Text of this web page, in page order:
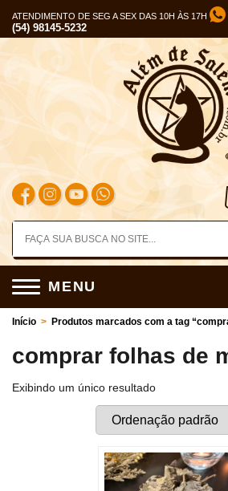
ATENDIMENTO DE SEG A SEX DAS 10H ÀS 17H
(54) 98145-5232
MENU
Início > Produtos marcados com a tag
comprar folhas de
Exibindo um único resultado